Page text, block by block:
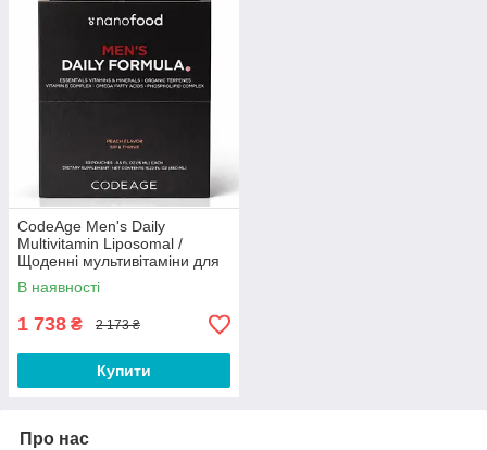
CodeAge Men's Daily
Multivitamin Liposomal /
Щоденні мультивітаміни для
чоловіків ліпосомальні 30
саше Термін 11/2026
В наявності
1 738 ₴ 2 173 ₴
Купити
Про нас